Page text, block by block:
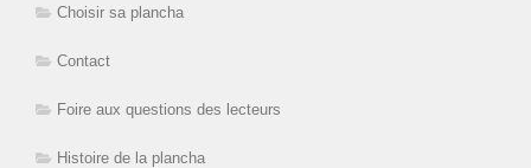
Choisir sa plancha
Contact
Foire aux questions des lecteurs
Histoire de la plancha